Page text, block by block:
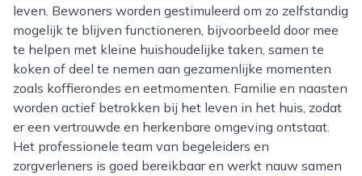
leven. Bewoners worden gestimuleerd om zo zelfstandig
mogelijk te blijven functioneren, bijvoorbeeld door mee
te helpen met kleine huishoudelijke taken, samen te
koken of deel te nemen aan gezamenlijke momenten
zoals koffierondes en eetmomenten. Familie en naasten
worden actief betrokken bij het leven in het huis, zodat
er een vertrouwde en herkenbare omgeving ontstaat.
Het professionele team van begeleiders en
zorgverleners is goed bereikbaar en werkt nauw samen